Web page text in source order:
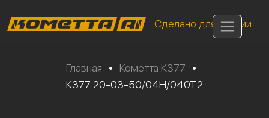
Сделано для России
Главная • Кометта К377
•
К377 20-03-50/04Н/040Т2